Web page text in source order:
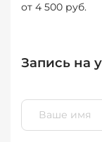
от 4 500 руб.
Запись на